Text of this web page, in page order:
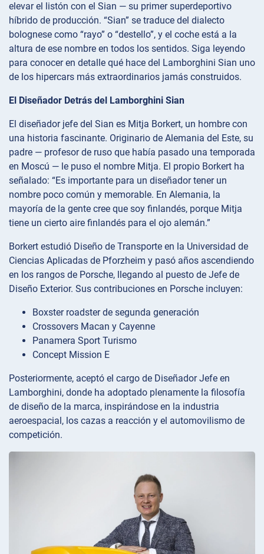
elevar el listón con el Sian — su primer superdeportivo
híbrido de producción. “Sian” se traduce del dialecto
bolognese como “rayo” o “destello”, y el coche está a la
altura de ese nombre en todos los sentidos. Siga leyendo
para conocer en detalle qué hace del Lamborghini Sian uno
de los hipercars más extraordinarios jamás construidos.
El Diseñador Detrás del Lamborghini Sian
El diseñador jefe del Sian es Mitja Borkert, un hombre con
una historia fascinante. Originario de Alemania del Este, su
padre — profesor de ruso que había pasado una temporada
en Moscú — le puso el nombre Mitja. El propio Borkert ha
señalado: “Es importante para un diseñador tener un
nombre poco común y memorable. En Alemania, la
mayoría de la gente cree que soy finlandés, porque Mitja
tiene un cierto aire finlandés para el ojo alemán.”
Borkert estudió Diseño de Transporte en la Universidad de
Ciencias Aplicadas de Pforzheim y pasó años ascendiendo
en los rangos de Porsche, llegando al puesto de Jefe de
Diseño Exterior. Sus contribuciones en Porsche incluyen:
Boxster roadster de segunda generación
Crossovers Macan y Cayenne
Panamera Sport Turismo
Concept Mission E
Posteriormente, aceptó el cargo de Diseñador Jefe en
Lamborghini, donde ha adoptado plenamente la filosofía
de diseño de la marca, inspirándose en la industria
aeroespacial, los cazas a reacción y el automovilismo de
competición.